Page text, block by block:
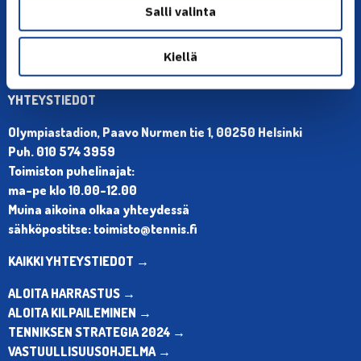
Salli valinta
Kiellä
YHTEYSTIEDOT
Olympiastadion, Paavo Nurmen tie 1, 00250 Helsinki
Puh. 010 574 3959
Toimiston puhelinajat:
ma-pe klo 10.00-12.00
Muina aikoina olkaa yhteydessä
sähköpostitse: toimisto@tennis.fi
KAIKKI YHTEYSTIEDOT →
ALOITA HARRASTUS →
ALOITA KILPAILEMINEN →
TENNIKSEN STRATEGIA 2024 →
VASTUULLISUUSOHJELMA →